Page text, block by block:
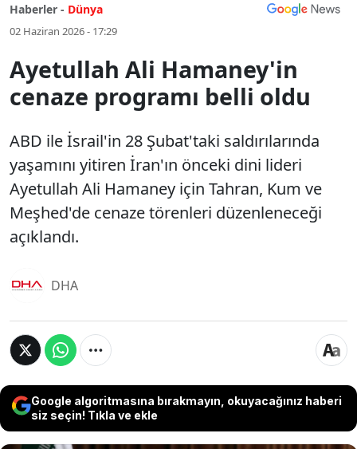
Haberler - Dünya
02 Haziran 2026 - 17:29
Ayetullah Ali Hamaney'in
cenaze programı belli oldu
ABD ile İsrail'in 28 Şubat'taki saldırılarında
yaşamını yitiren İran'ın önceki dini lideri
Ayetullah Ali Hamaney için Tahran, Kum ve
Meşhed'de cenaze törenleri düzenleneceği
açıklandı.
DHA
Google algoritmasına bırakmayın, okuyacağınız haberi
siz seçin! Tıkla ve ekle